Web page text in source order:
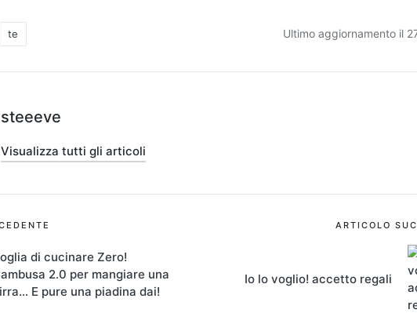
te Ultimo aggiornamento il
steeeve
Visualizza tutti gli articoli
di cucinare Zero!
2.0 per mangiare una
E pure una piadina dai!
ARTICOLO
Io lo voglio! accetto regali